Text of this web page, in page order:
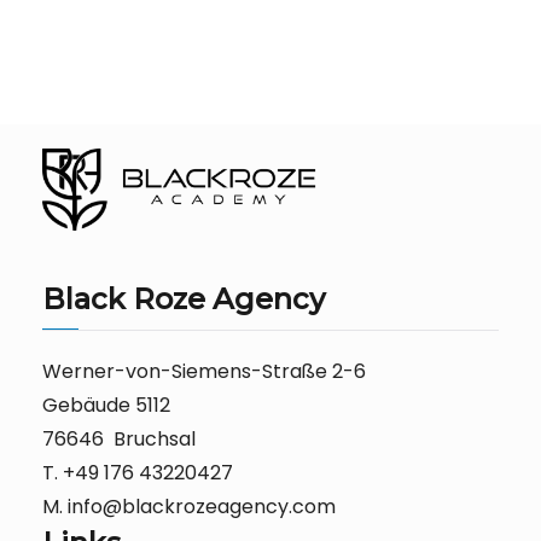
Black Roze Agency
Werner-von-Siemens-Straße 2-6
Gebäude 5112
76646 Bruchsal
T. +49 176 43220427
M. info@blackrozeagency.com